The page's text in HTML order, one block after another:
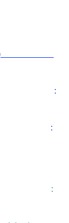
(XD)
าทต่อหุ้น)
ล :
ก :
ล :